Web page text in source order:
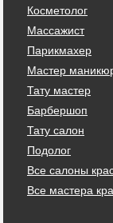
Косметолог
Массажист
Парикмахер
Мастер
Тату мастер
Барбершоп
Тату салон
Подолог
Все салоны
Все мастера